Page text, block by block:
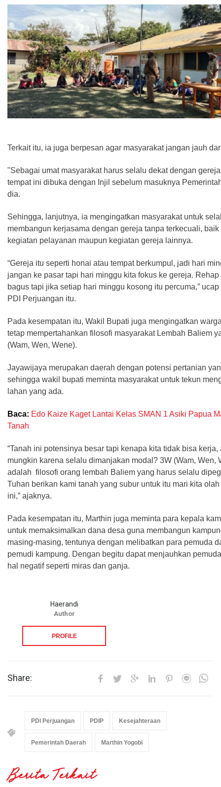
Terkait itu, ia juga berpesan agar masyarakat jangan jauh
"Sebagai umat masyarakat harus selalu dekat dengan
tempat ini dibuka dengan Injil sebelum masuknya
dia.
Sehingga, lanjutnya, ia mengingatkan masyarakat untuk
membangun kerjasama dengan gereja tanpa terkecuali, baik
kegiatan pelayanan maupun kegiatan gereja lainnya.
“Gereja itu seperti honai atau tempat berkumpul, jadi hari
jangan ke pasar tapi hari minggu kita fokus ke gereja. Rehap
bagus tapi jika setiap hari minggu kosong itu percuma,”
PDI Perjuangan itu.
Pada kesempatan itu, Wakil Bupati juga mengingatkan
tetap mempertahankan filosofi masyarakat Lembah Baliem
(Wam, Wen, Wene).
Jayawijaya merupakan daerah dengan potensi pertanian
sehingga wakil bupati meminta masyarakat untuk tekun
lahan yang ada.
Baca: Edo Kaize Kaget Lantai Kelas SMAN 1 Asiki Papua
Tanah
“Tanah ini potensinya besar tapi kenapa kita tidak bisa kerja,
mungkin karena selalu dimanjakan modal? 3W (Wam, Wen,
adalah filosofi orang lembah Baliem yang harus selalu
Tuhan berikan kami tanah yang subur untuk itu mari kita
ini,” ajaknya.
Pada kesempatan itu, Marthin juga meminta para kepala
untuk memaksimalkan dana desa guna membangun
masing-masing, tentunya dengan melibatkan para pemuda
pemudi kampung. Dengan begitu dapat menjauhkan
hal negatif seperti miras dan ganja.
Haerandi
Author
PROFILE
Share:
PDI Perjuangan PDIP Kesejahteraan
Pemerintah Daerah Marthin Yogobi
Berita Terkait